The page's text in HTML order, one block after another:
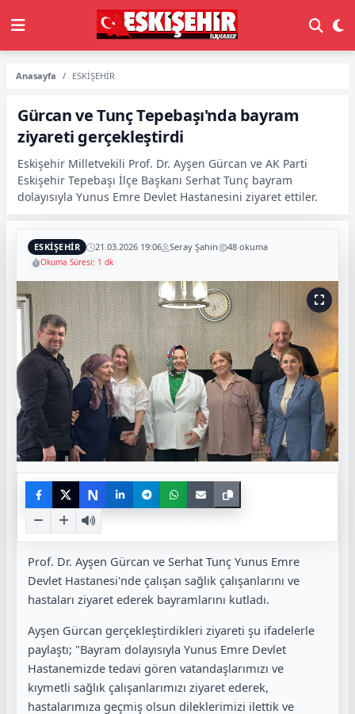
Anasayfa ESKİŞEHİR
Gürcan ve Tunç Tepebaşı'nda bayram
ziyareti gerçekleştirdi
Eskişehir Milletvekili Prof. Dr. Ayşen Gürcan ve AK Parti
Eskişehir Tepebaşı İlçe Başkanı Serhat Tunç bayram
dolayısıyla Yunus Emre Devlet Hastanesini ziyaret ettiler.
ESKİŞEHİR 21.03.2026 19:06 Seray Şahin 48 okuma
Okuma Süresi: 1 dk
N
Prof. Dr. Ayşen Gürcan ve Serhat Tunç Yunus Emre
Devlet Hastanesi'nde çalışan sağlık çalışanlarını ve
hastaları ziyaret ederek bayramlarını kutladı.
Ayşen Gürcan gerçekleştirdikleri ziyareti şu ifadelerle
paylaştı; "Bayram dolayısıyla Yunus Emre Devlet
Hastanemizde tedavi gören vatandaşlarımızı ve
kıymetli sağlık çalışanlarımızı ziyaret ederek,
hastalarımıza geçmiş olsun dileklerimizi ilettik ve